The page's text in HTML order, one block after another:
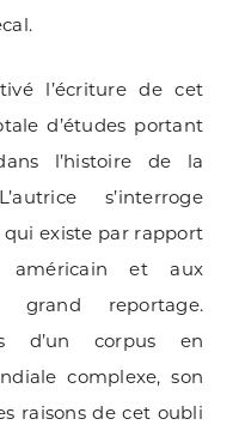
l’écriture de cet
d’études portant
l’histoire de la
s’interroge
existe par rapport
américain et aux
grand reportage.
d’un corpus en
complexe, son
raisons de cet oubli